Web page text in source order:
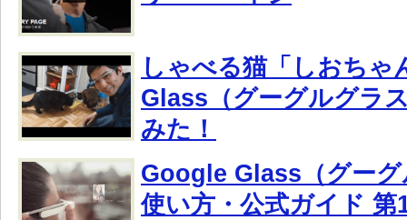
しゃべる猫「しおちゃ
Glass（グーグルグラ
みた！
Google Glass（グー
使い方・公式ガイド 第